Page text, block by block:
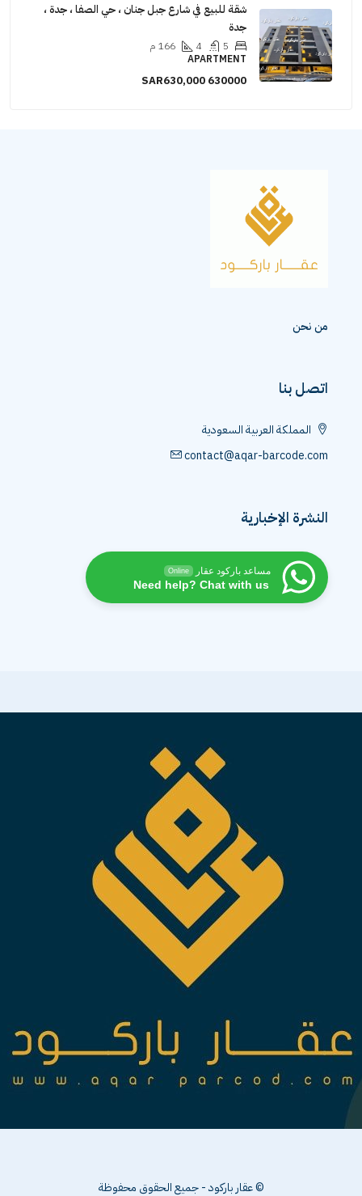
شقة للبيع في شارع جبل جنان ، حي الصفا ، جدة ،
جدة
166 م
APARTMENT
630000
SAR630,000
من نحن
اتصل بنا
المملكة العربية السعودية
contact@aqar-barcode.com
النشرة الإخبارية
مساعد باركود عقار Online
Need help? Chat with us
© عقار باركود - جميع الحقوق محفوظة